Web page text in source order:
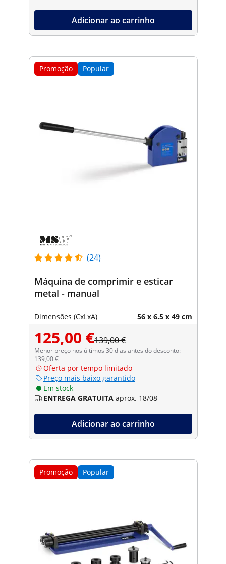
Adicionar ao carrinho
Promoção Popular
(24)
Máquina de comprimir e esticar
metal - manual
Dimensões (CxLxA) 56 x 6.5 x 49 cm
125,00 €139,00 €
Menor preço nos últimos 30 dias antes do desconto:
139,00 €
Oferta por tempo limitado
Preço mais baixo garantido
Em stock
ENTREGA GRATUITA aprox. 18/08
Adicionar ao carrinho
Promoção Popular